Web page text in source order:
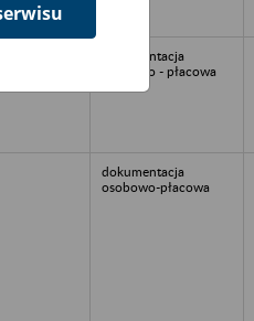
dokumentacja
osobowo - płacowa
dokumentacja
osobowo-płacowa